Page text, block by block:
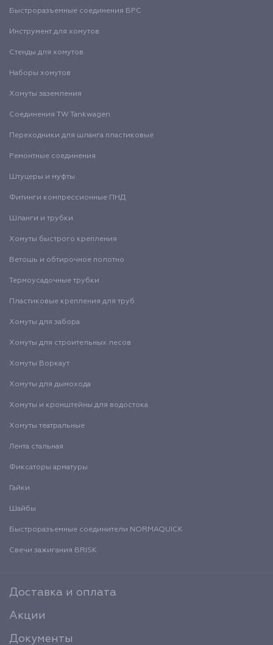
Быстроразъемные соединения БРС
Инструмент для хомутов
Стенды для хомутов
Наборы хомутов
Хомуты заземления
Соединения TW Tankwagen
Переходники для шланга пластиковые
Ремонтные соединения
Штуцеры и муфты
Фитинги компрессионные ПНД
Шланги и трубки
Хомуты быстрого крепления
Ветошь и обтирочное полотно
Термоусадочные трубки
Пластиковые крепления для труб
Хомуты для забора
Хомуты для строительных лесов
Хомуты Воркаут
Хомуты для дымохода
Хомуты и кронштейны для водостока
Хомуты театральные
Лента стальная
Фиксаторы арматуры
Гайки
Шайбы
Быстроразъемные соединители NORMAQUICK
Свечи зажигания BRISK
Доставка и оплата
Акции
Документы